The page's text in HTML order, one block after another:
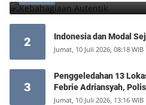
2 Indonesia dan Modal
Jumat, 10 Juli 2026, 08:18 WIB
3
Penggeledahan 13
Febrie Adriansyah,
Emas
Jumat, 10 Juli 2026, 13:16 WIB